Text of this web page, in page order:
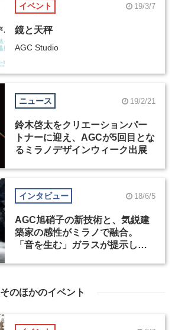
イベント 19/3/7
鏡と天秤
AGC Studio
ニュース 19/2/21
鈴木啓太をクリエーションパー
トナーに迎え、AGCが5回目とな
るミラノデザインウィーク出展
インタビュー 18/6/5
AGC旭硝子の新技術と、気鋭建
築家の感性がミラノで融合。
「音を生む」ガラスが提示した
そのほかのイベント